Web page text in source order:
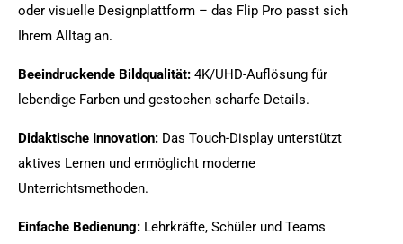
oder visuelle Designplattform – das Flip Pro passt sich
Ihrem Alltag an.
Beeindruckende Bildqualität: 4K/UHD-Auflösung für
lebendige Farben und gestochen scharfe Details.
Didaktische Innovation: Das Touch-Display unterstützt
aktives Lernen und ermöglicht moderne
Unterrichtsmethoden.
Einfache Bedienung: Lehrkräfte, Schüler und Teams